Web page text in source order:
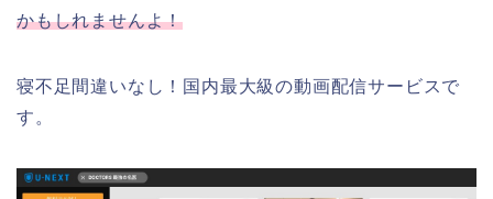
かもしれませんよ！
寝不足間違いなし！国内最大級の動画配信サービスで
す。